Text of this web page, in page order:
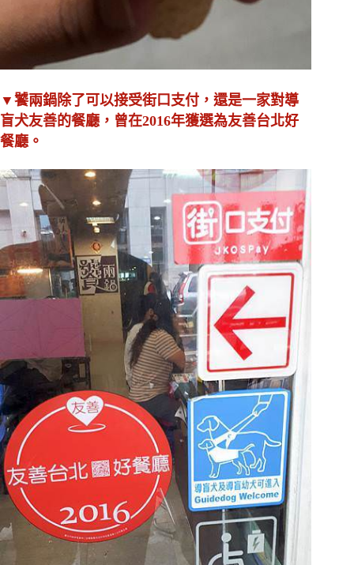
▼饕兩鍋除了可以接受街口支付，還是一家對導
盲犬友善的餐廳，曾在2016年獲選為友善台北好
餐廳。